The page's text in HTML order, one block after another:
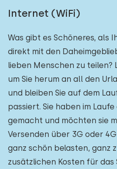
Internet (WiFi)
Was gibt es Schöneres, als
direkt mit den
lieben Menschen zu teilen?
um Sie herum an all den
und bleiben Sie auf dem
passiert. Sie haben im
gemacht und möchten sie
Versenden über 3G oder
ganz schön belasten, ganz
zusätzlichen Kosten für das